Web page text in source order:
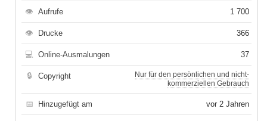
👁 Aufrufe 1 700
👁 Drucke 366
💻 Online-Ausmalungen 37
🔒 Copyright
Nur für den persönlichen und nicht-
kommerziellen Gebrauch
📅 Hinzugefügt am vor 2 Jahren